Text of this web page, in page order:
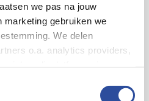
we pas na jouw
gebruiken we
We delen
o.a. analytics providers,
categorie. Je kunt je keuze op
DAop: